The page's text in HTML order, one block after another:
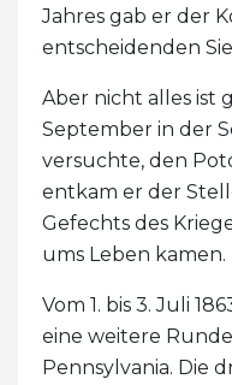
Jahres gab er der
entscheidenden
Aber nicht alles ist
September in der
versuchte, den
entkam er der
Gefechts des
ums Leben kamen.
Vom 1. bis 3. Juli
eine weitere
Pennsylvania. Die